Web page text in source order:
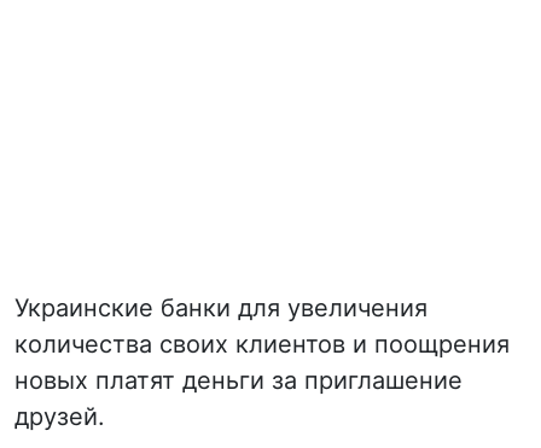
Украинские банки для увеличения
количества своих клиентов и поощрения
новых платят деньги за приглашение
друзей.